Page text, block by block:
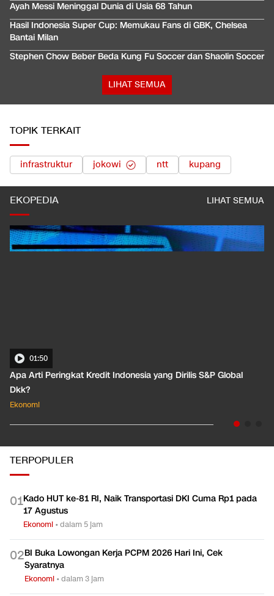
Ayah Messi Meninggal Dunia di Usia 68 Tahun
Hasil Indonesia Super Cup: Memukau Fans di GBK, Chelsea
Bantai Milan
Stephen Chow Beber Beda Kung Fu Soccer dan Shaolin Soccer
LIHAT SEMUA
TOPIK TERKAIT
infrastruktur jokowi ntt kupang
EKOPEDIA LIHAT SEMUA
Dirilis S&P Global Pahami Dampak Kenaikan Suku
TERPOPULER
01Kado HUT ke-81 RI, Naik Transportasi DKI Cuma Rp1 pada
17 Agustus
Ekonomi •dalam 5 jam
02BI Buka Lowongan Kerja PCPM 2026 Hari Ini, Cek
Syaratnya
Ekonomi •dalam 3 jam